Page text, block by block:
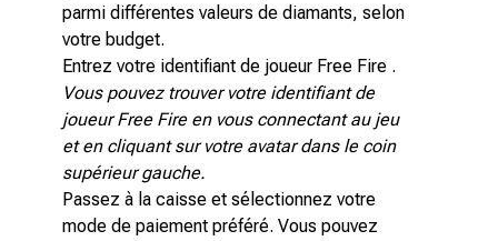
parmi différentes valeurs de diamants, selon
votre budget.
Entrez votre identifiant de joueur Free Fire .
Vous pouvez trouver votre identifiant de
joueur Free Fire en vous connectant au jeu
et en cliquant sur votre avatar dans le coin
supérieur gauche.
Passez à la caisse et sélectionnez votre
mode de paiement préféré. Vous pouvez